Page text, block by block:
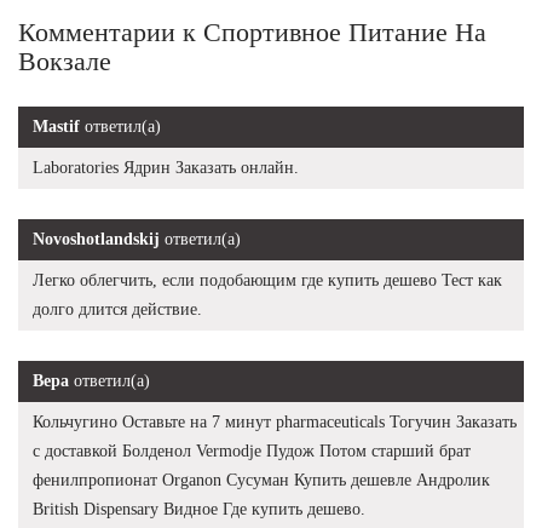
Комментарии к Спортивное Питание На
Вокзале
Mastif ответил(а)
Laboratories Ядрин Заказать онлайн.
Novoshotlandskij ответил(а)
Легко облегчить, если подобающим где купить дешево Тест как
долго длится действие.
Вера ответил(а)
Кольчугино Оставьте на 7 минут pharmaceuticals Тогучин Заказать
с доставкой Болденол Vermodje Пудож Потом старший брат
фенилпропионат Organon Сусуман Купить дешевле Андролик
British Dispensary Видное Где купить дешево.